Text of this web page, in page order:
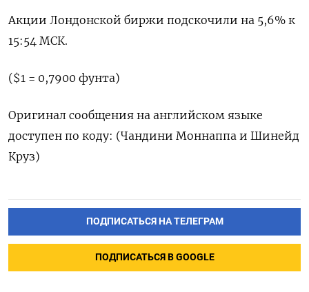
Акции Лондонской биржи подскочили на 5,6% к
15:54 МСК.
($1 = 0,7900 фунта)
Оригинал сообщения на английском языке
доступен по коду: (Чандини Моннаппа и Шинейд
Круз)
ПОДПИСАТЬСЯ НА ТЕЛЕГРАМ
ПОДПИСАТЬСЯ В GOOGLE